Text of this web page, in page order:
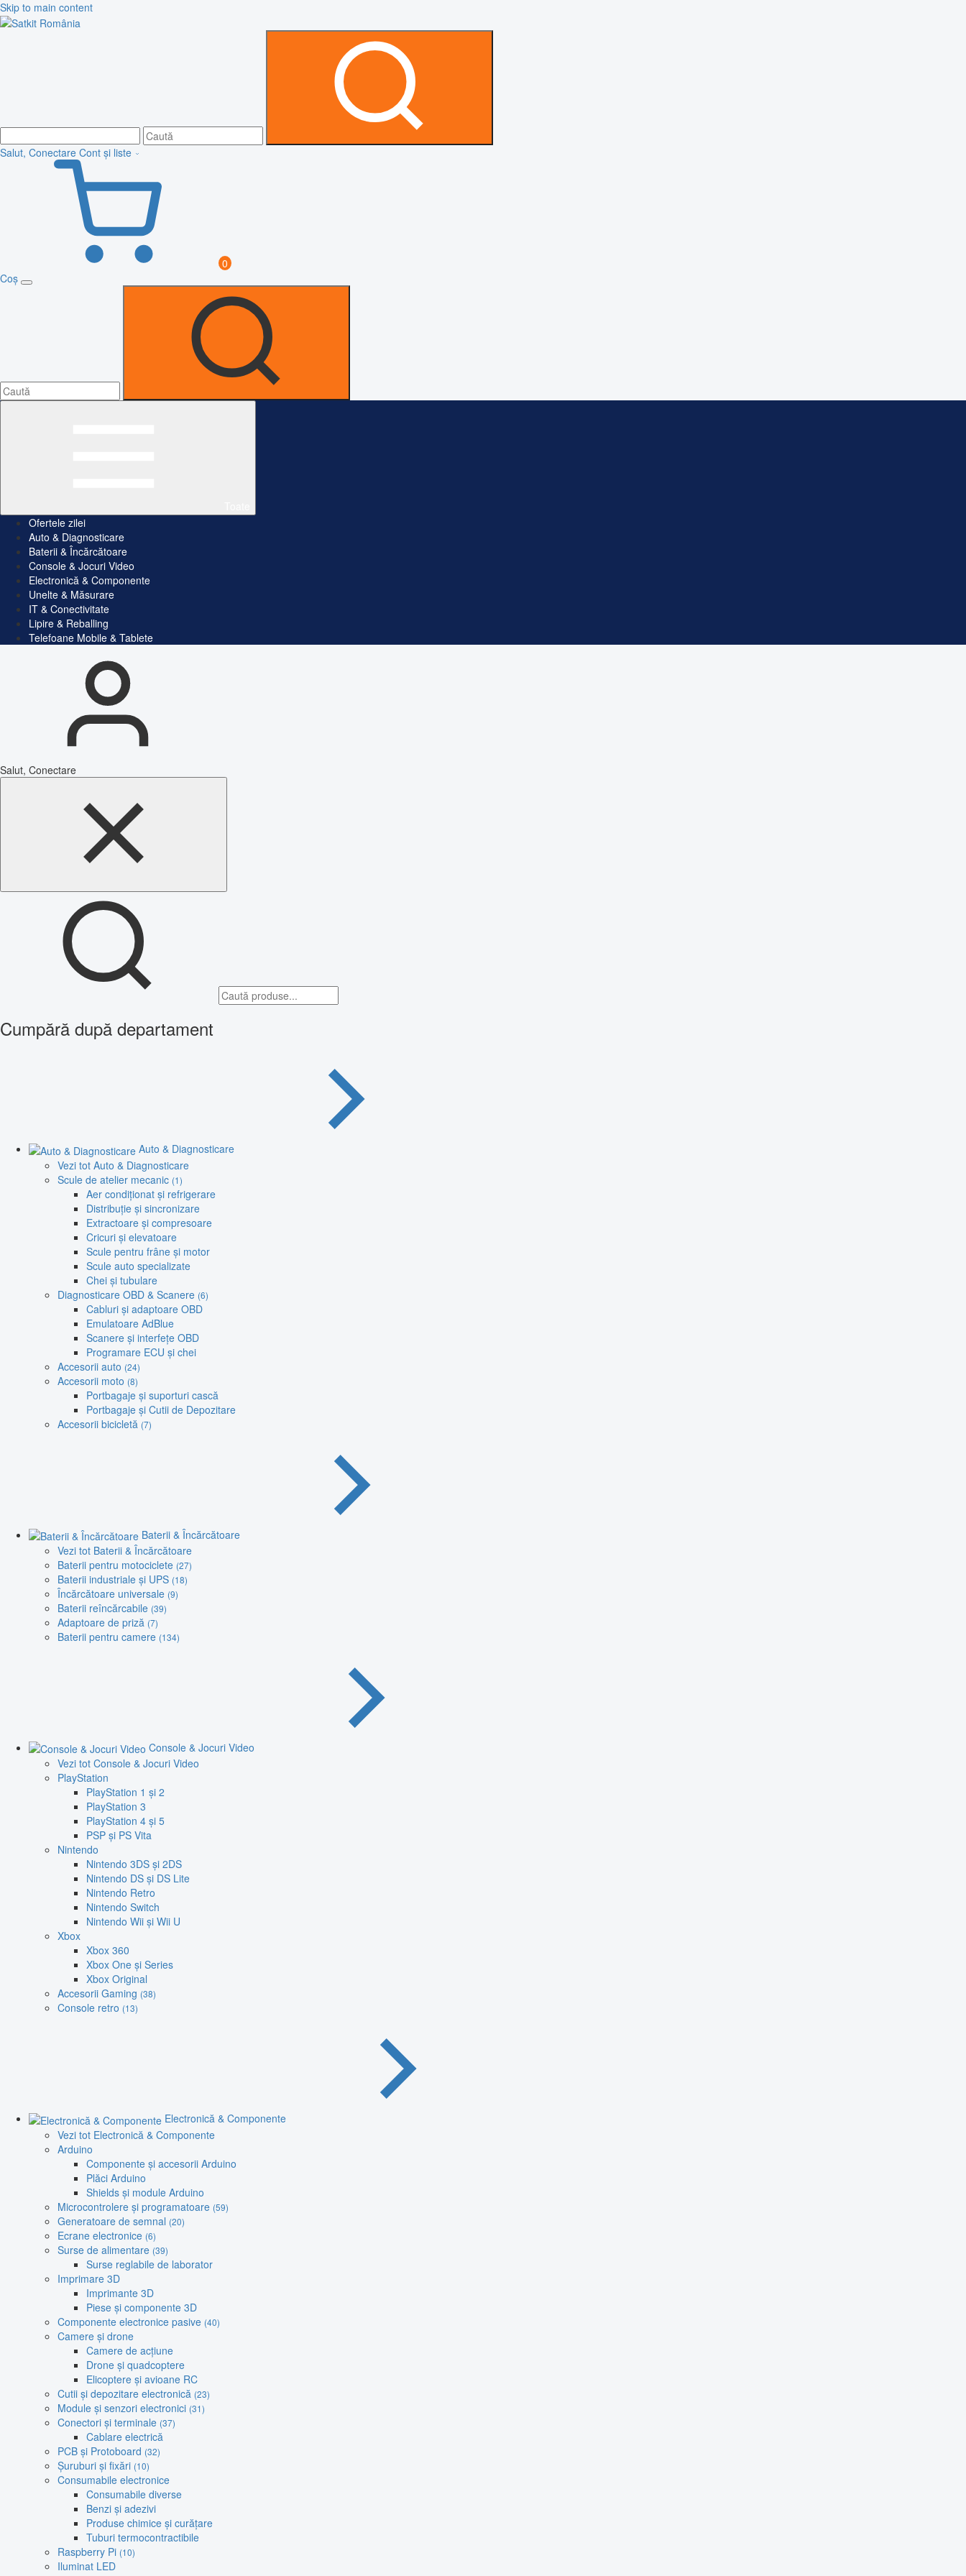
Skip to main content
Salut, Conectare Cont și liste
0
Coș
Ofertele zilei
Auto & Diagnosticare
Baterii & Încărcătoare
Console & Jocuri Video
Electronică & Componente
Unelte & Măsurare
IT & Conectivitate
Lipire & Reballing
Telefoane Mobile & Tablete
Salut, Conectare
Cumpără după departament
Auto & Diagnosticare
Vezi tot Auto & Diagnosticare
Scule de atelier mecanic (1)
Aer condiționat și refrigerare
Distribuție și sincronizare
Extractoare și compresoare
Cricuri și elevatoare
Scule pentru frâne și motor
Scule auto specializate
Chei și tubulare
Diagnosticare OBD & Scanere (6)
Cabluri și adaptoare OBD
Emulatoare AdBlue
Scanere și interfețe OBD
Programare ECU și chei
Accesorii auto (24)
Accesorii moto (8)
Portbagaje și suporturi cască
Portbagaje și Cutii de Depozitare
Accesorii bicicletă (7)
Baterii & Încărcătoare
Vezi tot Baterii & Încărcătoare
Baterii pentru motociclete (27)
Baterii industriale și UPS (18)
Încărcătoare universale (9)
Baterii reîncărcabile (39)
Adaptoare de priză (7)
Baterii pentru camere (134)
Console & Jocuri Video
Vezi tot Console & Jocuri Video
PlayStation
PlayStation 1 și 2
PlayStation 3
PlayStation 4 și 5
PSP și PS Vita
Nintendo
Nintendo 3DS și 2DS
Nintendo DS și DS Lite
Nintendo Retro
Nintendo Switch
Nintendo Wii și Wii U
Xbox
Xbox 360
Xbox One și Series
Xbox Original
Accesorii Gaming (38)
Console retro (13)
Electronică & Componente
Vezi tot Electronică & Componente
Arduino
Componente și accesorii Arduino
Plăci Arduino
Shields și module Arduino
Microcontrolere și programatoare (59)
Generatoare de semnal (20)
Ecrane electronice (6)
Surse de alimentare (39)
Surse reglabile de laborator
Imprimare 3D
Imprimante 3D
Piese și componente 3D
Componente electronice pasive (40)
Camere și drone
Camere de acțiune
Drone și quadcoptere
Elicoptere și avioane RC
Cutii și depozitare electronică (23)
Module și senzori electronici (31)
Conectori și terminale (37)
Cablare electrică
PCB și Protoboard (32)
Șuruburi și fixări (10)
Consumabile electronice
Consumabile diverse
Benzi și adezivi
Produse chimice și curățare
Tuburi termocontractibile
Raspberry Pi (10)
Iluminat LED